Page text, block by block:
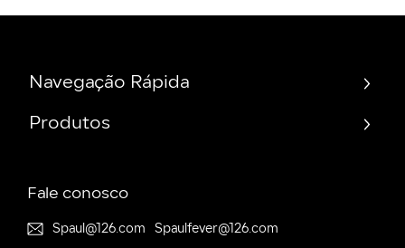
Navegação Rápida
Produtos
Fale conosco
Spaul@126.com
Spaulfever@126.com